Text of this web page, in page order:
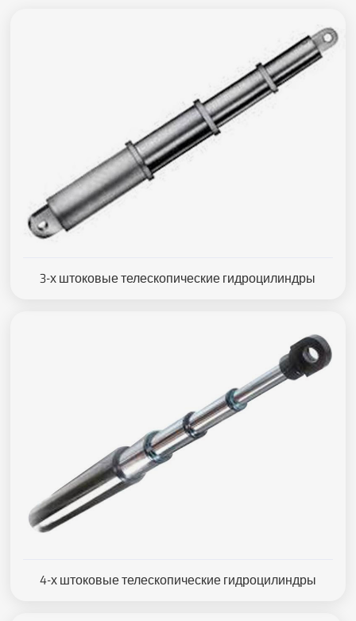
3-х штоковые телескопические гидроцилиндры
4-х штоковые телескопические гидроцилиндры